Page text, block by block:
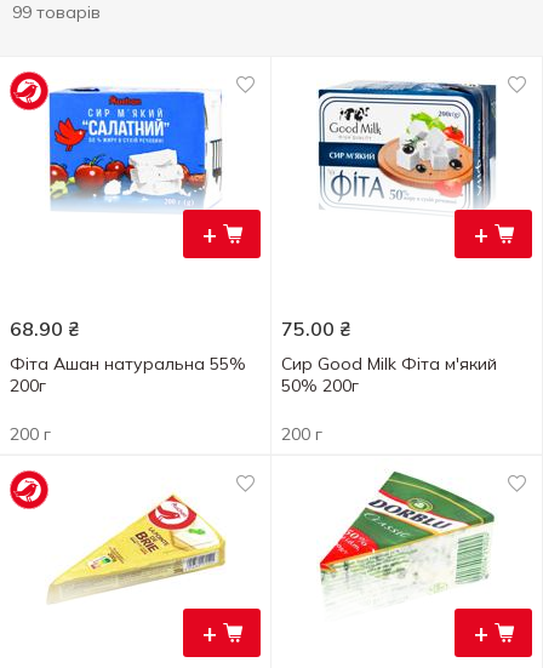
99 товарів
+
68.90 ₴
Фіта Ашан натуральна 55%
200г
200 г
+
75.00 ₴
Сир Good Milk Фіта м'який
50% 200г
200 г
+ +